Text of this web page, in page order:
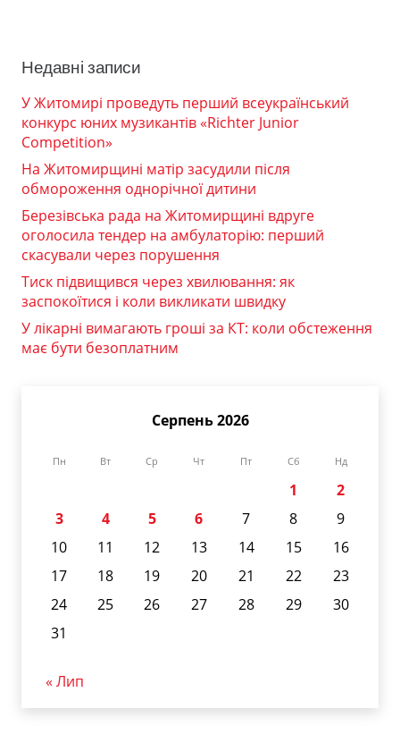
Недавні записи
У Житомирі проведуть перший всеукраїнський
конкурс юних музикантів «Richter Junior
Competition»
На Житомирщині матір засудили після
обмороження однорічної дитини
Березівська рада на Житомирщині вдруге
оголосила тендер на амбулаторію: перший
скасували через порушення
Тиск підвищився через хвилювання: як
заспокоїтися і коли викликати швидку
У лікарні вимагають гроші за КТ: коли обстеження
має бути безоплатним
Серпень 2026
Пн Вт Ср Чт Пт Сб Нд
1
2
3
4 5 6 7 8
9
10
11 12 13 14 15
16
17
18 19 20 21 22
23
24
25 26 27 28 29
30
31
« Лип